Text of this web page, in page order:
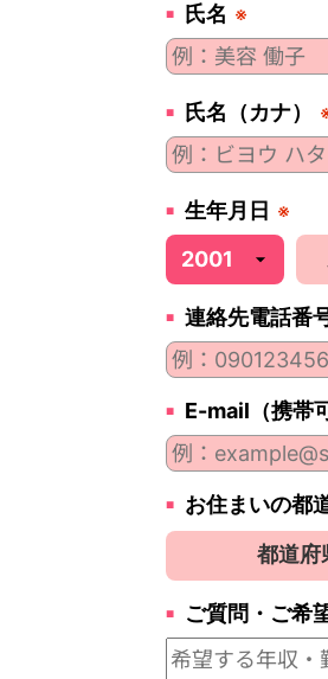
氏名 ※
氏名（カナ）
生年月日 ※
連絡先電話番
E-mail（携帯
お住まいの都
ご質問・ご希